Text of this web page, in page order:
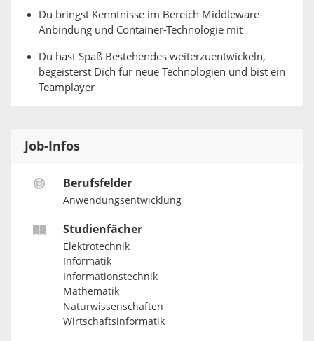
Du bringst Kenntnisse im Bereich Middleware-
Anbindung und Container-Technologie mit
Du hast Spaß Bestehendes weiterzuentwickeln,
begeisterst Dich für neue Technologien und bist ein
Teamplayer
Job-Infos
Berufsfelder
Anwendungsentwicklung
Studienfächer
Elektrotechnik
Informatik
Informationstechnik
Mathematik
Naturwissenschaften
Wirtschaftsinformatik